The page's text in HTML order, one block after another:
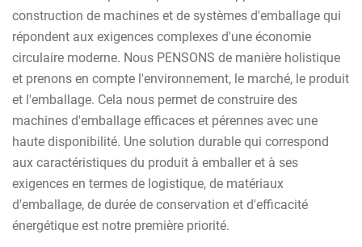
construction de machines et de systèmes d'emballage qui
répondent aux exigences complexes d'une économie
circulaire moderne. Nous PENSONS de manière holistique
et prenons en compte l'environnement, le marché, le produit
et l'emballage. Cela nous permet de construire des
machines d'emballage efficaces et pérennes avec une
haute disponibilité. Une solution durable qui correspond
aux caractéristiques du produit à emballer et à ses
exigences en termes de logistique, de matériaux
d'emballage, de durée de conservation et d'efficacité
énergétique est notre première priorité.